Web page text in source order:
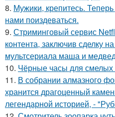
8. Мужики, крепитесь.
нами поиздеваться.
9. Стриминговый сервис
контента, заключив сделку
мультсериала маша и
10. Чёрные часы для смелых
11. В собрании алмазного
хранится драгоценный
легендарной историей, -